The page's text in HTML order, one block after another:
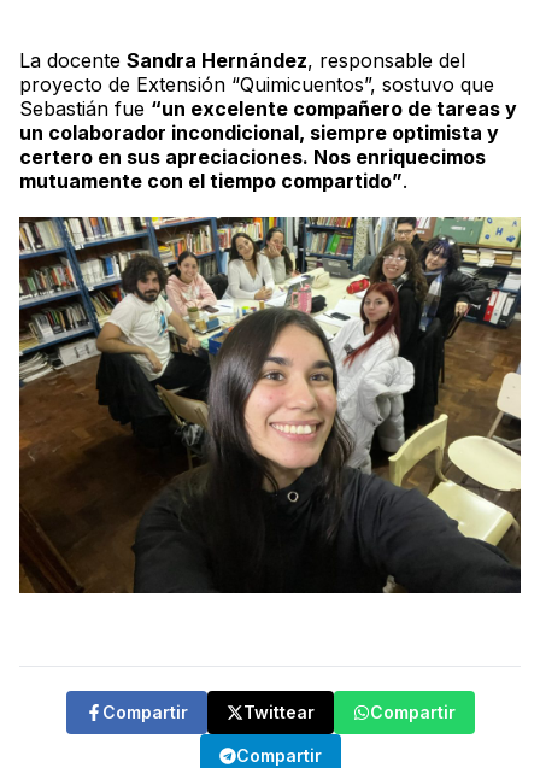
La docente Sandra Hernández, responsable del
proyecto de Extensión “Quimicuentos”, sostuvo que
Sebastián fue “un excelente compañero de tareas y
un colaborador incondicional, siempre optimista y
certero en sus apreciaciones. Nos enriquecimos
mutuamente con el tiempo compartido”.
Compartir Twittear Compartir
Compartir